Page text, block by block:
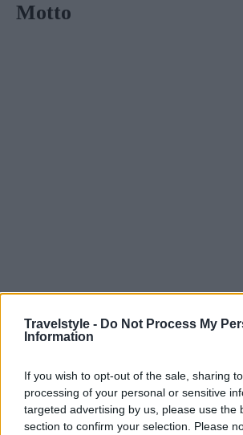
Travelstyle - Do Not Process My
Information
If you wish to opt-out of the sale, sharing
processing of your personal or sensitive
targeted advertising by us, please use the
section to confirm your selection. Please
Motto
Είναι ένα από αυτά τα απολύτως
μπαρ στηΒιέννηπου επιλέγουν οι